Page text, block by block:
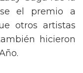
el premio a
otros artistas
hicieron